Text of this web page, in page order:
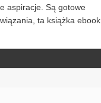
aspiracje. Są gotowe
ta książka ebook